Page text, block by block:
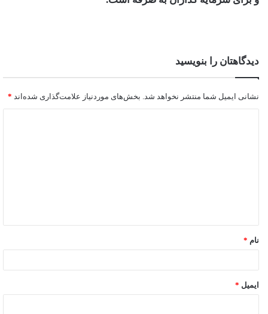
دیدگاهتان را بنویسید
نشانی ایمیل شما منتشر نخواهد شد. بخش‌های موردنیاز علامت‌گذاری شده‌اند *
نام *
ایمیل *